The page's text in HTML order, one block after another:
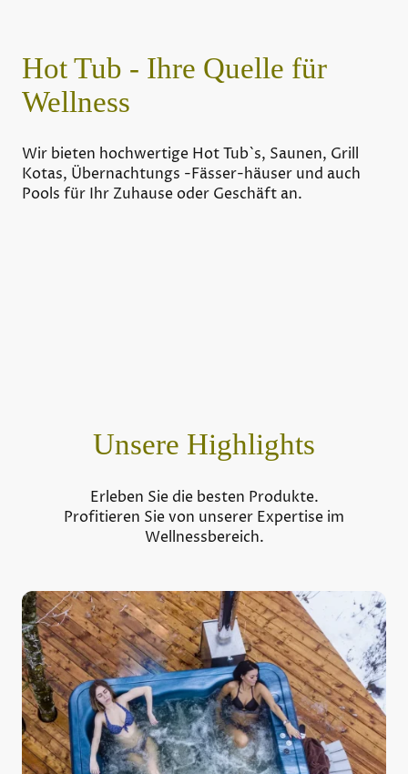
Hot Tub - Ihre Quelle für
Wellness
Wir bieten hochwertige Hot Tub`s, Saunen, Grill
Kotas, Übernachtungs -Fässer-häuser und auch
Pools für Ihr Zuhause oder Geschäft an.
Unsere Highlights
Erleben Sie die besten Produkte.
Profitieren Sie von unserer Expertise im
Wellnessbereich.